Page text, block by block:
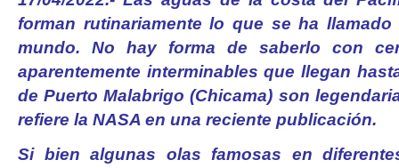
forman rutinariamente lo que se ha
mundo. No hay forma de saberlo con
aparentemente interminables que llegan
de Puerto Malabrigo (Chicama) son
refiere la NASA en una reciente publicación.
Si bien algunas olas famosas en